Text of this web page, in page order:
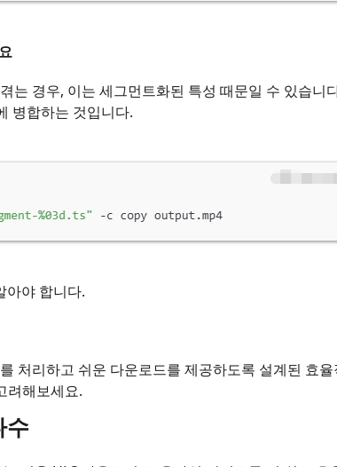
는 경우, 이는 세그먼트화된 특성 때문일 수 있습니
병합하는 것입니다.
아야 합니다.
처리하고 쉬운 다운로드를 제공하도록 설계된 효
려해보세요.
수